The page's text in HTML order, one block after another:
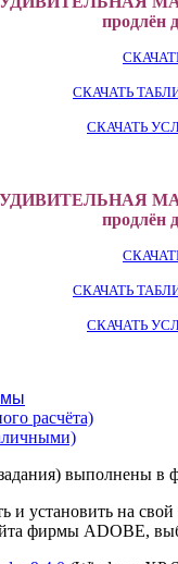
продлён
СКАЧАТЬ
СКАЧАТЬ
УДИВИТЕЛЬНАЯ
продлён
СКАЧАТЬ
СКАЧАТЬ
расчёта)
выполнены
и установить на
фирмы ADOBE,